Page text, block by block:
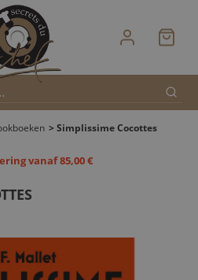
> Simplissime Cocottes
vanaf 85,00 €